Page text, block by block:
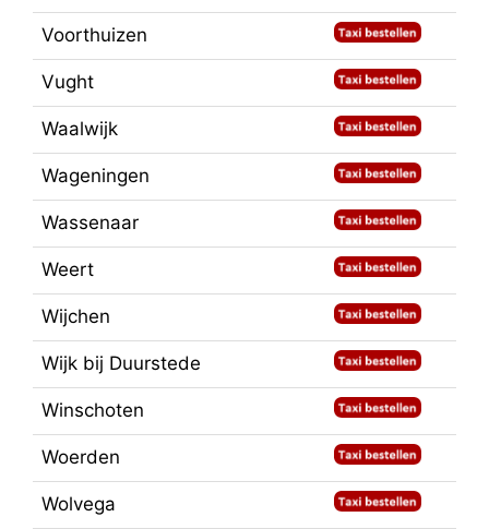
Voorthuizen
Vught
Waalwijk
Wageningen
Wassenaar
Weert
Wijchen
Wijk bij Duurstede
Winschoten
Woerden
Wolvega